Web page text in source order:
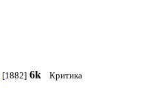
[1882] 6k Критика